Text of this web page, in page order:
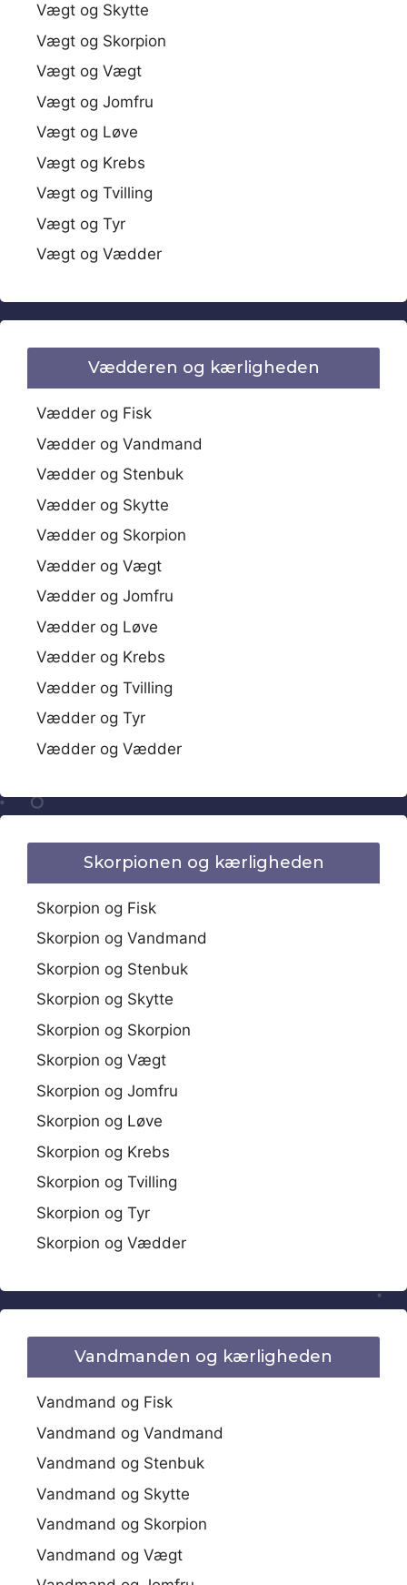
Vægt og Skytte
Vægt og Skorpion
Vægt og Vægt
Vægt og Jomfru
Vægt og Løve
Vægt og Krebs
Vægt og Tvilling
Vægt og Tyr
Vægt og Vædder
Vædderen og kærligheden
Vædder og Fisk
Vædder og Vandmand
Vædder og Stenbuk
Vædder og Skytte
Vædder og Skorpion
Vædder og Vægt
Vædder og Jomfru
Vædder og Løve
Vædder og Krebs
Vædder og Tvilling
Vædder og Tyr
Vædder og Vædder
Skorpionen og kærligheden
Skorpion og Fisk
Skorpion og Vandmand
Skorpion og Stenbuk
Skorpion og Skytte
Skorpion og Skorpion
Skorpion og Vægt
Skorpion og Jomfru
Skorpion og Løve
Skorpion og Krebs
Skorpion og Tvilling
Skorpion og Tyr
Skorpion og Vædder
Vandmanden og kærligheden
Vandmand og Fisk
Vandmand og Vandmand
Vandmand og Stenbuk
Vandmand og Skytte
Vandmand og Skorpion
Vandmand og Vægt